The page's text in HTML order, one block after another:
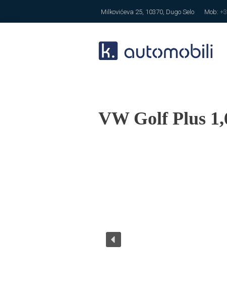
Milkovićeva 25, 10370, Dugo Selo Mob:
VW Golf Plus